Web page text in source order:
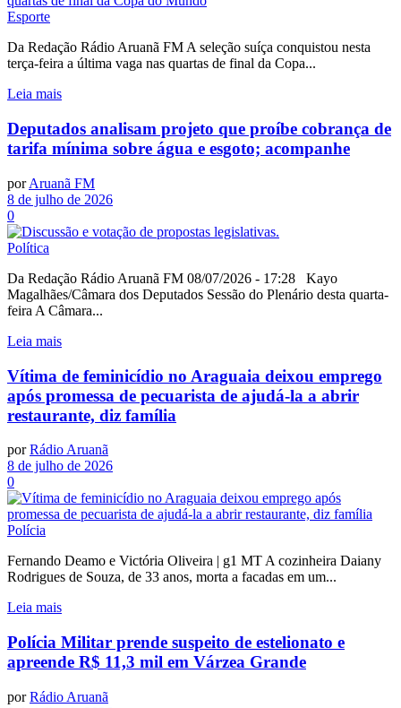
Esporte
Da Redação Rádio Aruanã FM A seleção suíça conquistou nesta
terça-feira a última vaga nas quartas de final da Copa...
Leia mais
Deputados analisam projeto que proíbe cobrança de
tarifa mínima sobre água e esgoto; acompanhe
por Aruanã FM
8 de julho de 2026
0
Política
Da Redação Rádio Aruanã FM 08/07/2026 - 17:28 Kayo
Magalhães/Câmara dos Deputados Sessão do Plenário desta quarta-
feira A Câmara...
Leia mais
Vítima de feminicídio no Araguaia deixou emprego
após promessa de pecuarista de ajudá-la a abrir
restaurante, diz família
por Rádio Aruanã
8 de julho de 2026
0
Polícia
Fernando Deamo e Victória Oliveira | g1 MT A cozinheira Daiany
Rodrigues de Souza, de 33 anos, morta a facadas em um...
Leia mais
Polícia Militar prende suspeito de estelionato e
apreende R$ 11,3 mil em Várzea Grande
por Rádio Aruanã